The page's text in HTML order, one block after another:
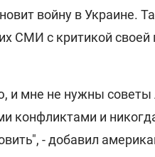
войну в Украине.
СМИ с критикой своей
и мне не нужны
конфликтами и
- добавил